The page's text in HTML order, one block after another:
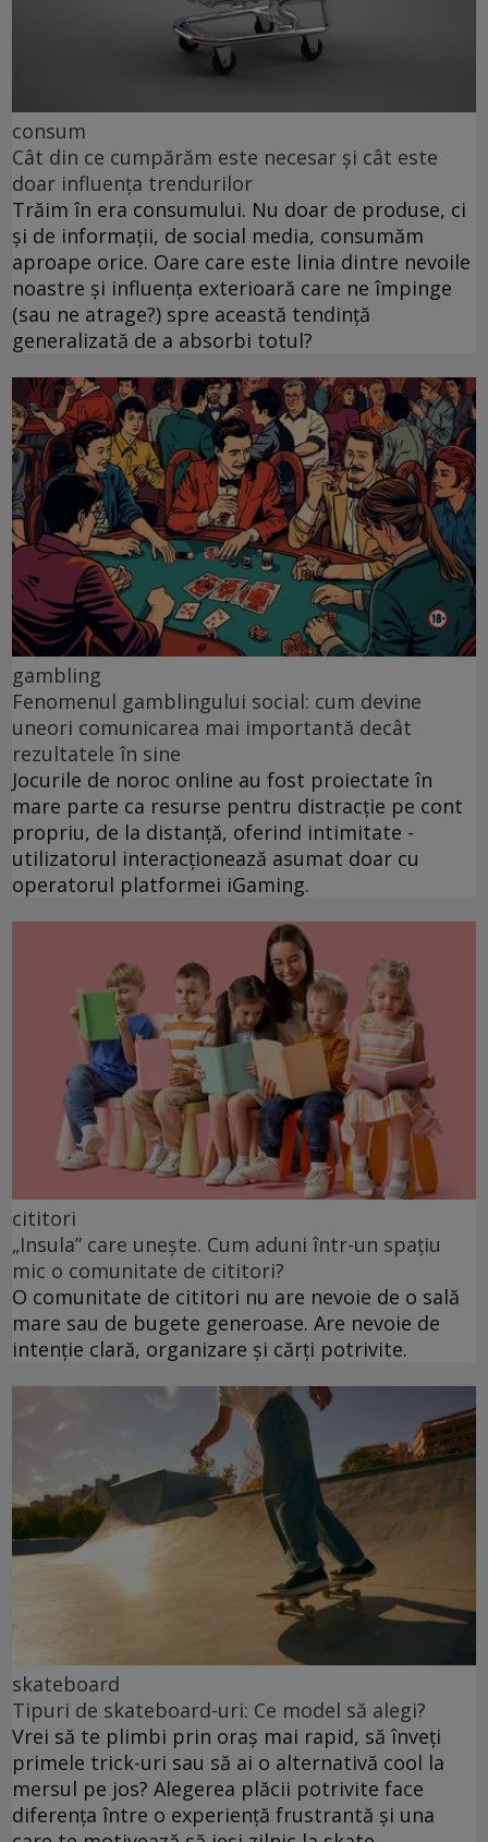
consum
Cât din ce cumpărăm este necesar și cât este
doar influența trendurilor
Trăim în era consumului. Nu doar de produse, ci
și de informații, de social media, consumăm
aproape orice. Oare care este linia dintre nevoile
noastre și influența exterioară care ne împinge
(sau ne atrage?) spre această tendință
generalizată de a absorbi totul?
gambling
Fenomenul gamblingului social: cum devine
uneori comunicarea mai importantă decât
rezultatele în sine
Jocurile de noroc online au fost proiectate în
mare parte ca resurse pentru distracție pe cont
propriu, de la distanță, oferind intimitate -
utilizatorul interacționează asumat doar cu
operatorul platformei iGaming.
cititori
„Insula” care unește. Cum aduni într-un spațiu
mic o comunitate de cititori?
O comunitate de cititori nu are nevoie de o sală
mare sau de bugete generoase. Are nevoie de
intenție clară, organizare și cărți potrivite.
skateboard
Tipuri de skateboard-uri: Ce model să alegi?
Vrei să te plimbi prin oraș mai rapid, să înveți
primele trick-uri sau să ai o alternativă cool la
mersul pe jos? Alegerea plăcii potrivite face
diferența între o experiență frustrantă și una